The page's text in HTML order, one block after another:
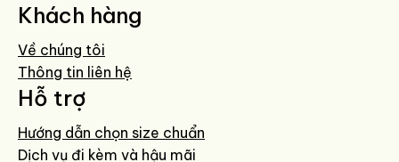
Khách hàng
Về chúng tôi
Thông tin liên hệ
Hỗ trợ
Hướng dẫn chọn size chuẩn
Dịch vụ đi kèm và hậu mãi